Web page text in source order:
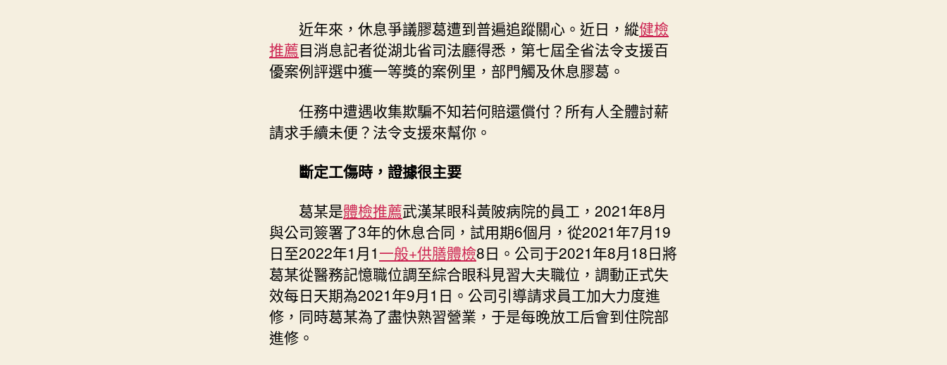
近年來，休息爭議膠葛遭到普遍追蹤關心。近日，縱健檢
推薦目消息記者從湖北省司法廳得悉，第七屆全省法令支援百
優案例評選中獲一等獎的案例里，部門觸及休息膠葛。
任務中遭遇收集欺騙不知若何賠還償付？所有人全體討薪
請求手續未便？法令支援來幫你。
斷定工傷時，證據很主要
葛某是體檢推薦武漢某眼科黃陂病院的員工，2021年8月
與公司簽署了3年的休息合同，試用期6個月，從2021年7月19
日至2022年1月1一般+供膳體檢8日。公司于2021年8月18日將
葛某從醫務記憶職位調至綜合眼科見習大夫職位，調動正式失
效每日天期為2021年9月1日。公司引導請求員工加大力度進
修，同時葛某為了盡快熟習營業，于是每晚放工后會到住院部
進修。